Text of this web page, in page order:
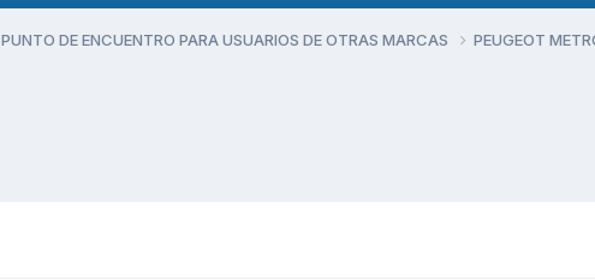
PUNTO DE ENCUENTRO PARA USUARIOS DE OTRAS MARCAS PEUGEOT